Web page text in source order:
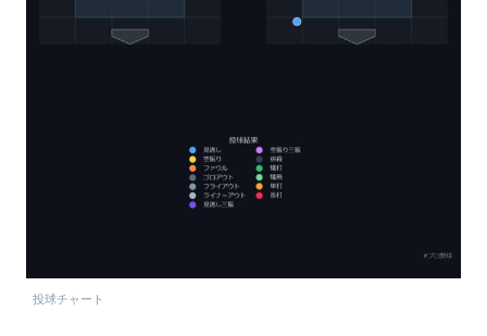
投球チャート